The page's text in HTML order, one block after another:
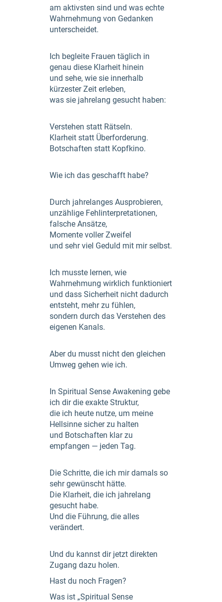
am aktivsten sind und was echte
Wahrnehmung von Gedanken
unterscheidet.
Ich begleite Frauen täglich in
genau diese Klarheit hinein
und sehe, wie sie innerhalb
kürzester Zeit erleben,
was sie jahrelang gesucht haben:
Verstehen statt Rätseln.
Klarheit statt Überforderung.
Botschaften statt Kopfkino.
Wie ich das geschafft habe?
Durch jahrelanges Ausprobieren,
unzählige Fehlinterpretationen,
falsche Ansätze,
Momente voller Zweifel
und sehr viel Geduld mit mir selbst.
Ich musste lernen, wie
Wahrnehmung wirklich funktioniert
und dass Sicherheit nicht dadurch
entsteht, mehr zu fühlen,
sondern durch das Verstehen des
eigenen Kanals.
Aber du musst nicht den gleichen
Umweg gehen wie ich.
In Spiritual Sense Awakening gebe
ich dir die exakte Struktur,
die ich heute nutze, um meine
Hellsinne sicher zu halten
und Botschaften klar zu
empfangen — jeden Tag.
Die Schritte, die ich mir damals so
sehr gewünscht hätte.
Die Klarheit, die ich jahrelang
gesucht habe.
Und die Führung, die alles
verändert.
Und du kannst dir jetzt direkten
Zugang dazu holen.
Hast du noch Fragen?
Was ist „Spiritual Sense